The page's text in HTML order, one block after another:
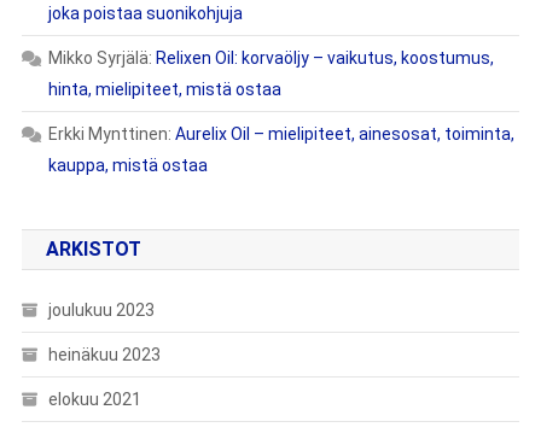
joka poistaa suonikohjuja
Mikko Syrjälä: Relixen Oil: korvaöljy – vaikutus, koostumus,
hinta, mielipiteet, mistä ostaa
Erkki Mynttinen: Aurelix Oil – mielipiteet, ainesosat, toiminta,
kauppa, mistä ostaa
ARKISTOT
joulukuu 2023
heinäkuu 2023
elokuu 2021